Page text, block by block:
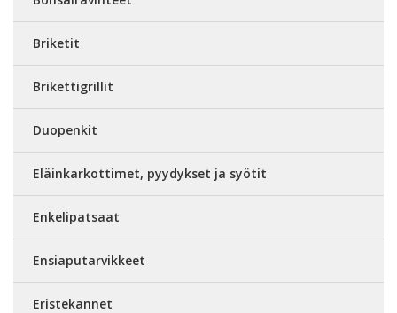
Briketit
Brikettigrillit
Duopenkit
Eläinkarkottimet, pyydykset ja syötit
Enkelipatsaat
Ensiaputarvikkeet
Eristekannet